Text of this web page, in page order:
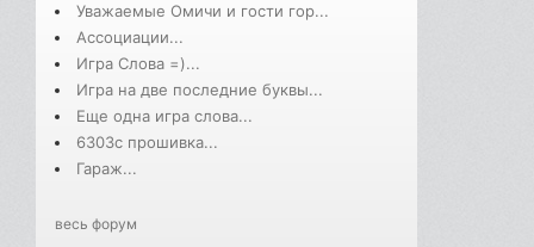
Уважаемые Омичи и гости гор...
Ассоциации...
Игра Слова =)...
Игра на две последние буквы...
Еще одна игра слова...
6303с прошивка...
Гараж...
весь форум